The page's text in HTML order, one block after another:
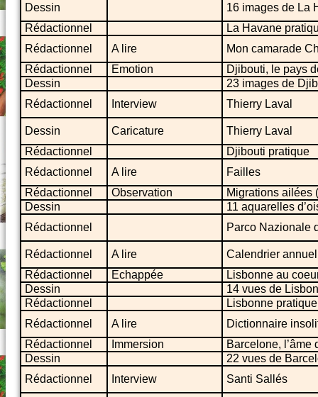
Dessin
16 images de La
Rédactionnel
La Havane
Rédactionnel
A lire
Mon camarade
Rédactionnel
Emotion
Djibouti, le pays
Dessin
23 images de
Rédactionnel
Interview Thierry Laval
Dessin Caricature
Thierry Laval
Rédactionnel
Djibouti pratique
Rédactionnel
A lire
Failles
Rédactionnel
Observation
Migrations ailées
Dessin
11 aquarelles
Rédactionnel
Parco Nazionale
Rédactionnel A lire
Calendrier
Rédactionnel
Echappée
Lisbonne au
Dessin
14 vues de
Rédactionnel
Lisbonne pratique
Rédactionnel
A lire
Dictionnaire
Rédactionnel
Immersion
Barcelone, l’âme
Dessin
22 vues de
Rédactionnel
Interview Santi Sallés